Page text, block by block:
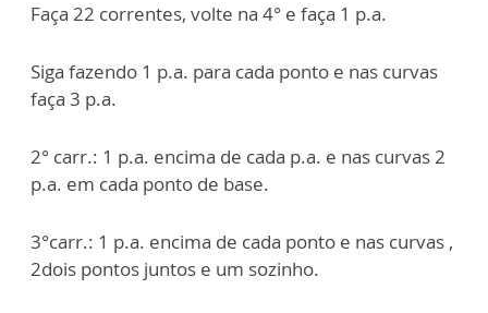
Faça 22 correntes, volte na 4° e faça 1 p.a.
Siga fazendo 1 p.a. para cada ponto e nas curvas
faça 3 p.a.
2° carr.: 1 p.a. encima de cada p.a. e nas curvas 2
p.a. em cada ponto de base.
3°carr.: 1 p.a. encima de cada ponto e nas curvas ,
2dois pontos juntos e um sozinho.